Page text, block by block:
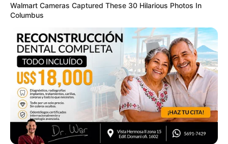
Surgeons: This Simple Method Ends Joint Pain &
Arthritis! Try It!
FORGE BODY
Take A Look At Demi Moore's Most Iconic And
Provocative Roles
BRAINBERRIES
Walmart Cameras Captured These 30 Hilarious Photos In
Columbus